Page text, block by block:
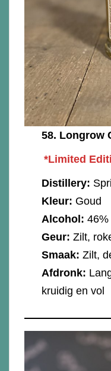
58. Longrow
*Limited
Distillery:
Kleur: Goud
Alcohol:46%
Geur: Zilt,
Smaak: Zilt,
Afdronk:
kruidig en vol